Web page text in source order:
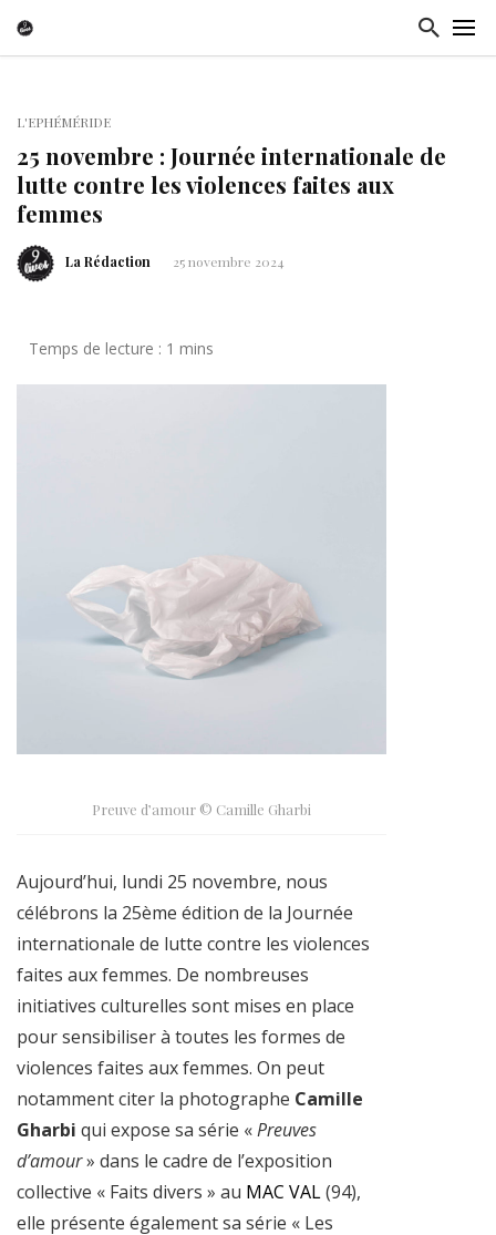
L'EPHÉMÉRIDE
25 novembre : Journée internationale de
lutte contre les violences faites aux
femmes
La Rédaction 25 novembre 2024
Preuve d’amour © Camille Gharbi
Aujourd’hui, lundi 25 novembre, nous
célébrons la 25ème édition de la Journée
internationale de lutte contre les violences
faites aux femmes. De nombreuses
initiatives culturelles sont mises en place
pour sensibiliser à toutes les formes de
violences faites aux femmes. On peut
notamment citer la photographe Camille
Gharbi qui expose sa série «Preuves
d’amour» dans le cadre de l’exposition
collective « Faits divers » au MAC VAL(94),
elle présente également sa série « Les